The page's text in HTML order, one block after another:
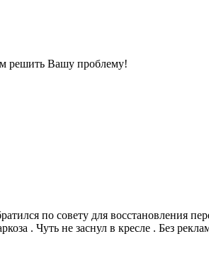
решить Вашу проблему!
по совету для восстановления
. Чуть не заснул в кресле . Без